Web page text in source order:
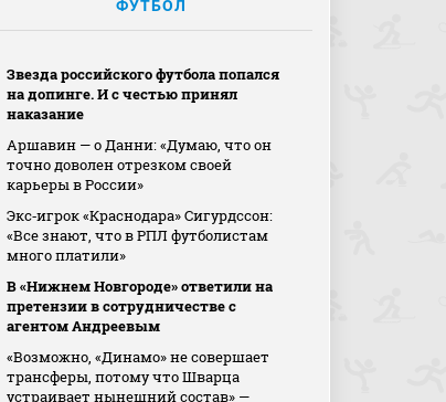
ФУТБОЛ
Звезда российского футбола попался
на допинге. И с честью принял
наказание
Аршавин — о Данни: «Думаю, что он
точно доволен отрезком своей
карьеры в России»
Экс‑игрок «Краснодара» Сигурдссон:
«Все знают, что в РПЛ футболистам
много платили»
В «Нижнем Новгороде» ответили на
претензии в сотрудничестве с
агентом Андреевым
«Возможно, «Динамо» не совершает
трансферы, потому что Шварца
устраивает нынешний состав» —